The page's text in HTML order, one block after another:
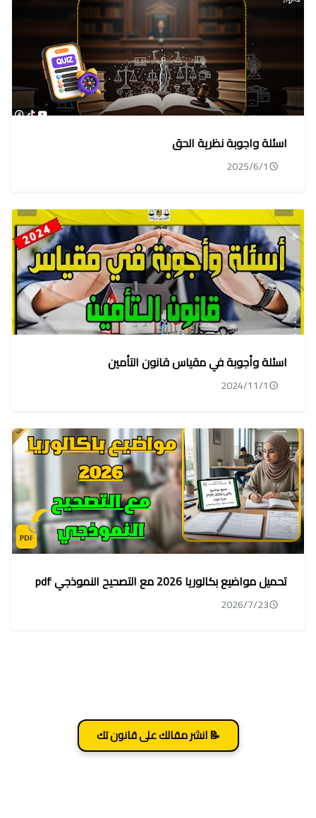
اسئلة واجوبة نظرية الحق
2025/6/1
اسئلة وأجوبة في مقياس قانون التأمين
2024/11/1
تحميل مواضيع بكالوريا 2026 مع التصحيح النموذجي pdf
2026/7/23
📝 انشر مقالك على قانون تك